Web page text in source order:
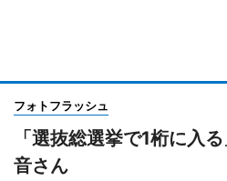
フォトフラッシュ
「選抜総選挙で1桁に入
音さん